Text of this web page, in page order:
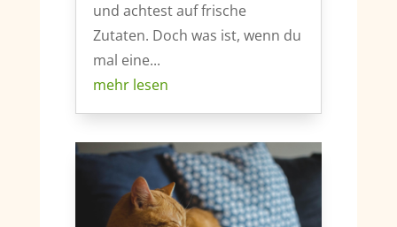
und achtest auf frische
Zutaten. Doch was ist, wenn du
mal eine...
mehr lesen